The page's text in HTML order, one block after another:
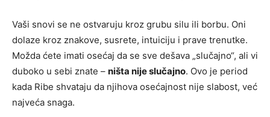
Vaši snovi se ne ostvaruju kroz grubu silu ili borbu. Oni
dolaze kroz znakove, susrete, intuiciju i prave trenutke.
Možda ćete imati osećaj da se sve dešava „slučajno“, ali vi
duboko u sebi znate – ništa nije slučajno. Ovo je period
kada Ribe shvataju da njihova osećajnost nije slabost, već
najveća snaga.